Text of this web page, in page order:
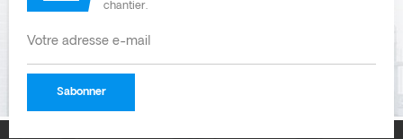
impuretés, etc. C'est une
membrane en alliage
d'aluminium.
chantier.